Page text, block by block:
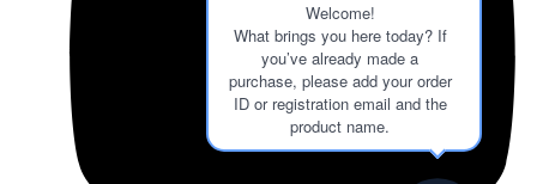
Welcome!
What brings you here today? If
you’ve already made a
purchase, please add your order
ID or registration email and the
product name.